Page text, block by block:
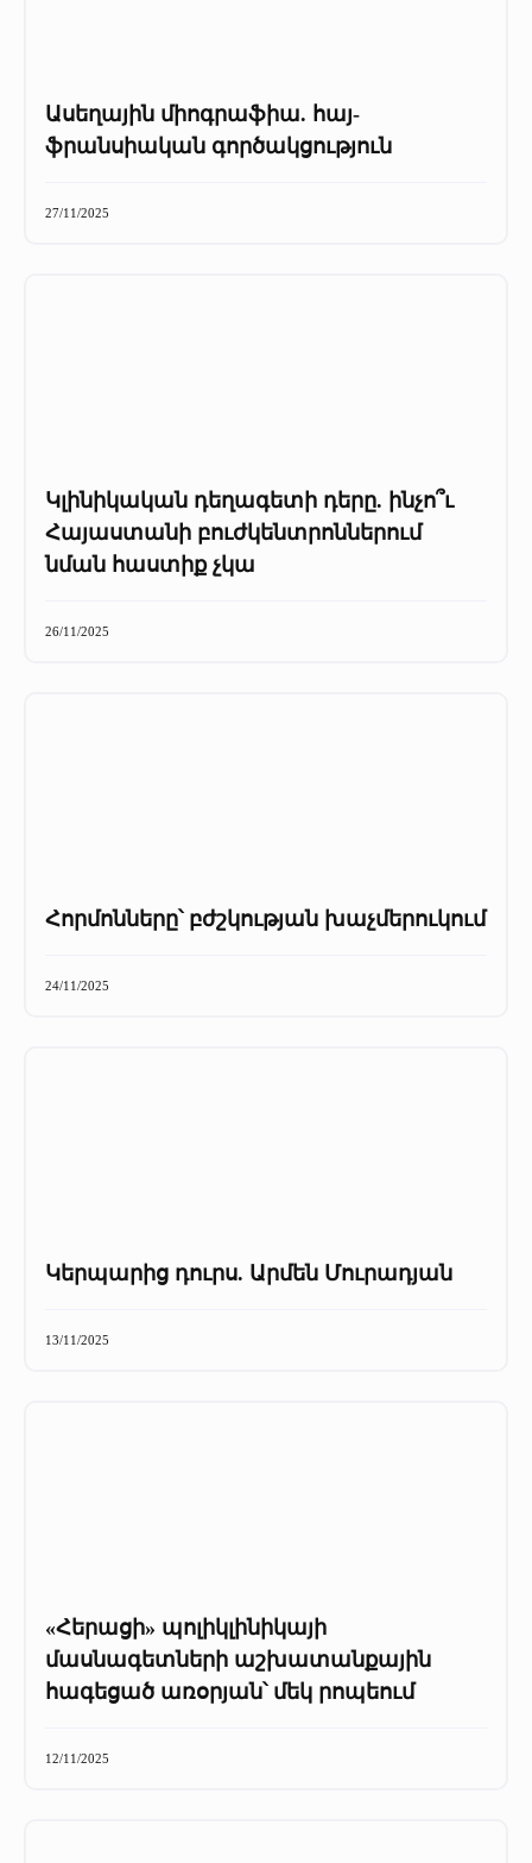
Ասեղային միոգրաֆիա. հայ-
ֆրանսիական գործակցություն
27/11/2025
Կլինիկական դեղագետի դերը. ինչո՞ւ
Հայաստանի բուժկենտրոններում
նման հաստիք չկա
26/11/2025
Հորմոնները՝ բժշկության խաչմերուկում
24/11/2025
Կերպարից դուրս. Արմեն Մուրադյան
13/11/2025
«Հերացի» պոլիկլինիկայի
մասնագետների աշխատանքային
հագեցած առօրյան՝ մեկ րոպեում
12/11/2025